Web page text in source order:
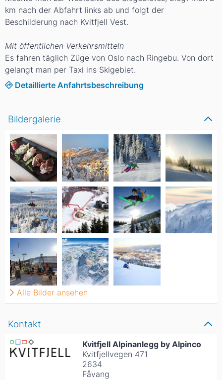
km nach der Abfahrt links ab und folgt der
Beschilderung nach Kvitfjell Vest.
Mit öffentlichen Verkehrsmitteln
Es fahren täglich Züge von Oslo nach Ringebu. Von dort
gelangt man per Taxi ins Skigebiet.
Detaillierte Anfahrtsbeschreibung
Kontakt
Kvitfjell Alpinanlegg by Alpinco
Kvitfjellvegen 471
2634
Fåvang
Bildergalerie
Alle Bilder ansehen